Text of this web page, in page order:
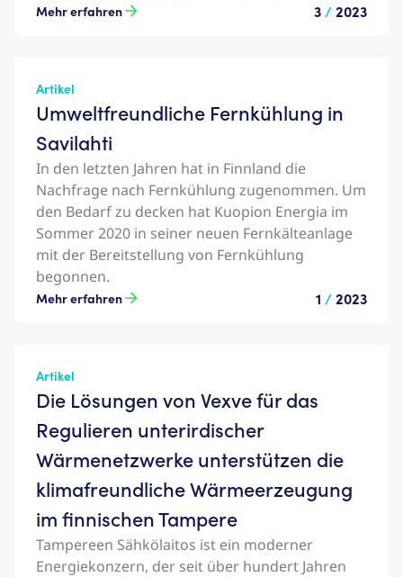
Mehr erfahren 3 /2023
Artikel
Umweltfreundliche Fernkühlung in
Savilahti
In den letzten Jahren hat in Finnland die
Nachfrage nach Fernkühlung zugenommen. Um
den Bedarf zu decken hat Kuopion Energia im
Sommer 2020 in seiner neuen Fernkälteanlage
mit der Bereitstellung von Fernkühlung
begonnen.
Mehr erfahren 1 /2023
Artikel
Die Lösungen von Vexve für das
Regulieren unterirdischer
Wärmenetzwerke unterstützen die
klimafreundliche Wärmeerzeugung
im finnischen Tampere
Tampereen Sähkölaitos ist ein moderner
Energiekonzern, der seit über hundert Jahren